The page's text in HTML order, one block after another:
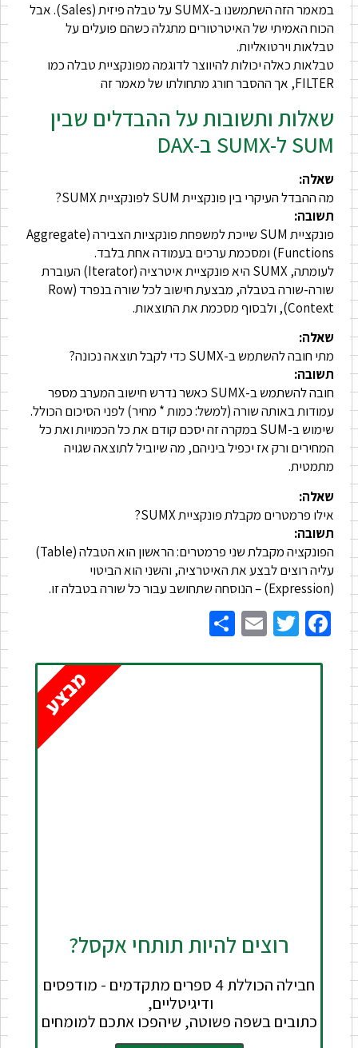
במאמר הזה השתמשנו ב-SUMX על טבלה פיזית (Sales). אבל
הכוח האמיתי של האיטרטורים מתגלה כשהם פועלים על
טבלאות וירטואליות.
טבלאות כאלה יכולות להיווצר לדוגמה מפונקציית טבלה כמו
FILTER, אך ההסבר חורג מתחולתו של מאמר זה
שאלות ותשובות על ההבדלים שבין
SUM ל-SUMX ב-DAX
שאלה:
מה ההבדל העיקרי בין פונקציית SUM לפונקציית SUMX?
תשובה:
פונקציית SUM שייכת למשפחת פונקציות הצבירה (Aggregate
Functions) ומסכמת ערכים בעמודה אחת בלבד.
לעומתה, SUMX היא פונקציית איטרציה (Iterator) העוברת
שורה-שורה בטבלה, מבצעת חישוב לכל שורה בנפרד (Row
Context), ולבסוף מסכמת את התוצאות.
שאלה:
מתי חובה להשתמש ב-SUMX כדי לקבל תוצאה נכונה?
תשובה:
חובה להשתמש ב-SUMX כאשר נדרש חישוב המערב מספר
עמודות באותה שורה (למשל: כמות * מחיר) לפני הסיכום הכולל.
שימוש ב-SUM במקרה זה יסכם קודם את כל הכמויות ואת כל
המחירים ורק אז יכפיל ביניהם, מה שיוביל לתוצאה שגויה
מתמטית.
שאלה:
אילו פרמטרים מקבלת פונקציית SUMX?
תשובה:
הפונקציה מקבלת שני פרמטרים: הראשון הוא הטבלה (Table)
עליה רוצים לבצע את האיטרציה, והשני הוא הביטוי
(Expression) – הנוסחה שתחושב עבור כל שורה בטבלה זו.
Facebook
Twitter
Email
רוצים להיות תותחי אקסל?
חבילה הכוללת 4 ספרים מתקדמים - מודפסים
ודיגיטליים,
כתובים בשפה פשוטה, שיהפכו אתכם למומחים
מבצע